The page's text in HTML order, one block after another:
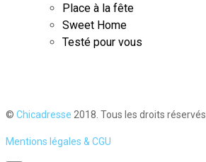
Place à la fête
Sweet Home
Testé pour vous
© Chicadresse 2018. Tous les droits réservés.
Mentions légales & CGU